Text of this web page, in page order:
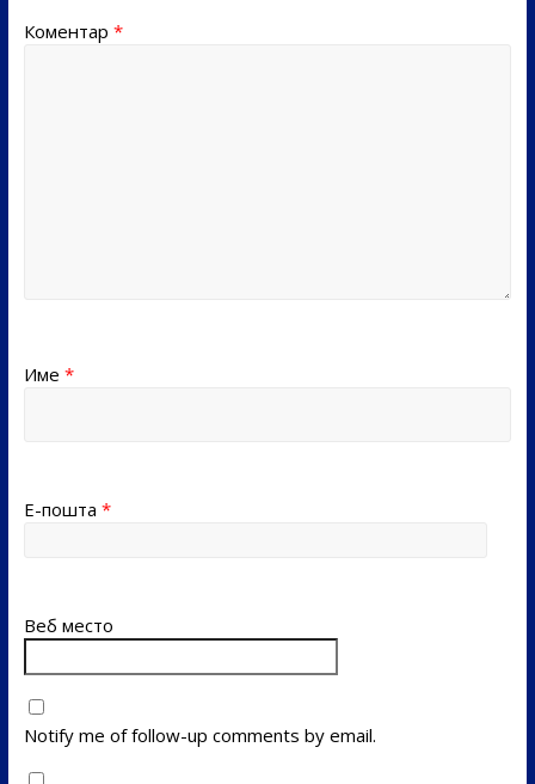
Коментар *
Име *
Е-пошта *
Веб место
Notify me of follow-up comments by email.